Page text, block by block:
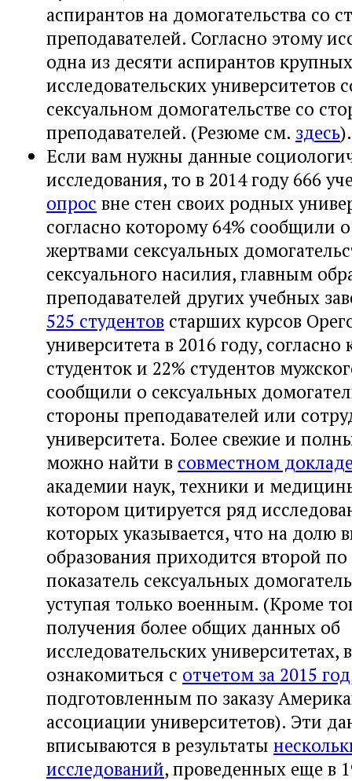
аспирантов на домогательства со
преподавателей. Согласно этому
одна из десяти аспирантов
исследовательских университетов
сексуальном домогательстве со
преподавателей. (Резюме см. здесь).
Если вам нужны данные
исследования, то в 2014 году 666
опрос вне стен своих родных
согласно которому 64% сообщили
жертвами сексуальных
сексуального насилия, главным
преподавателей других учебных
525 студентов старших курсов
университета в 2016 году,
студенток и 22% студентов
сообщили о сексуальных
стороны преподавателей или
университета. Более свежие и
можно найти в совместном
академии наук, техники и
котором цитируется ряд
которых указывается, что на долю
образования приходится второй
показатель сексуальных
уступая только военным. (Кроме
получения более общих данных об
исследовательских
ознакомиться с отчетом за 2015 год
подготовленным по заказу
ассоциации университетов). Эти
вписываются в результаты
исследований, проведенных еще в